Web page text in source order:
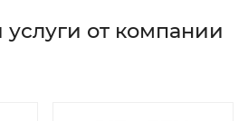
от компании